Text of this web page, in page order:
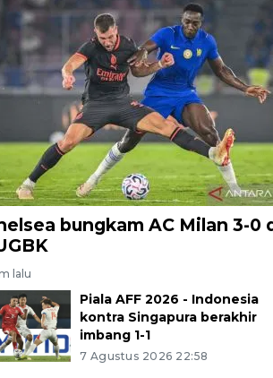
bungkam AC Milan 3-0
lalu
Piala AFF 2026 - Indonesia
kontra Singapura berakhir
imbang 1-1
7 Agustus 2026 22:58